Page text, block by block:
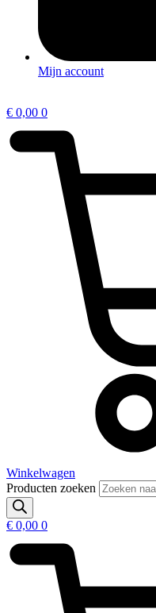
Mijn account
€ 0,00 0
Winkelwagen
Producten zoeken
€ 0,00 0